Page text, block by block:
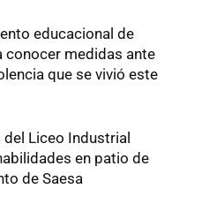
educacional de
conocer medidas ante
que se vivió este
Liceo Industrial
en patio de
de Saesa